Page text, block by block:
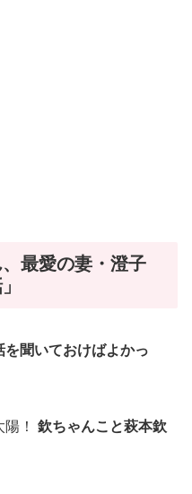
、最愛の妻・澄子
を聞いておけばよかっ
！ 欽ちゃんこと萩本欽